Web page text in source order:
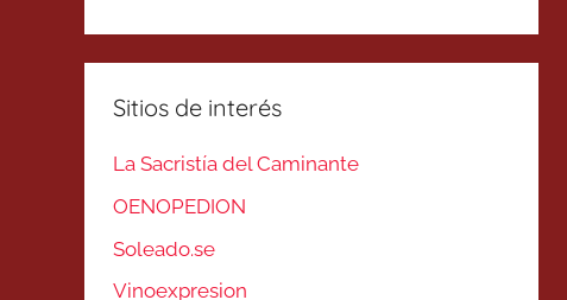
Sitios de interés
La Sacristía del Caminante
OENOPEDION
Soleado.se
Vinoexpresion